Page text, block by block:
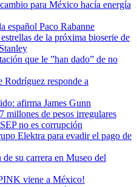
para México hacía energía
español Paco Rabanne
de la próxima bioserie de
que le ”han dado” de no
responde a
afirma James Gunn
de pesos irregulares
no es corrupción
Elektra para evadir el pago de
su carrera en Museo del
viene a México!